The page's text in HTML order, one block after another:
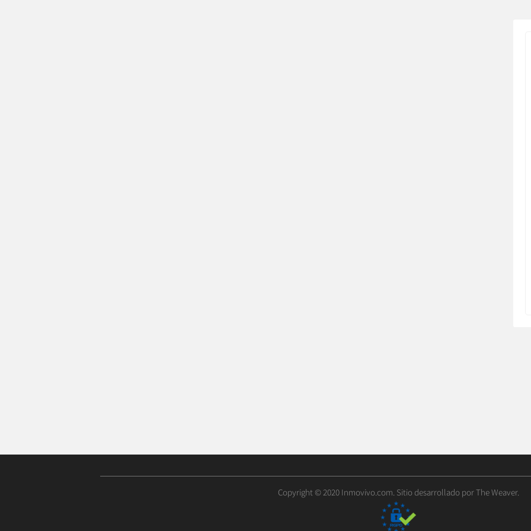
Copyright © 2020 Inmovivo.com. Sitio desarrollado porThe Weaver.